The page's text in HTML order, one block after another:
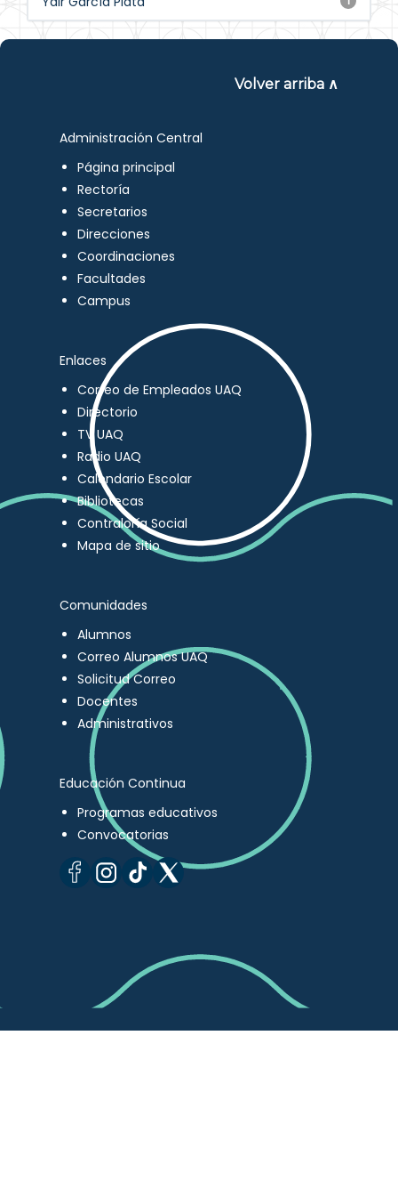
Volver arriba ∧
Administración Central
Página principal
Rectoría
Secretarios
Direcciones
Coordinaciones
Facultades
Campus
Enlaces
Correo de Empleados UAQ
Directorio
TV UAQ
Radio UAQ
Calendario Escolar
Bibliotecas
Contraloría Social
Mapa de sitio
Comunidades
Alumnos
Correo Alumnos UAQ
Solicitud Correo
Docentes
Administrativos
Educación Continua
Programas educativos
Convocatorias